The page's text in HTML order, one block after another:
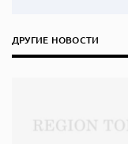
ДРУГИЕ НОВОСТИ